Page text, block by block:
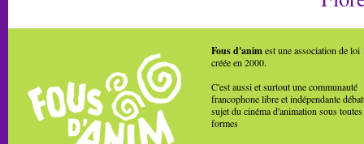
Fous d'animest une association de loi
créée en 2000.
C'est aussi et surtout une communauté
francophone libre et indépendante
sujet du cinéma d'animation sous toutes
formes